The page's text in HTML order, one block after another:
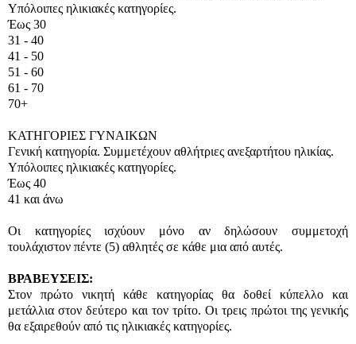
Υπόλοιπες ηλικιακές κατηγορίες.
Έως 30
31 - 40
41 - 50
51 - 60
61 - 70
70+
ΚΑΤΗΓΟΡΙΕΣ ΓΥΝΑΙΚΩΝ
Γενική κατηγορία. Συμμετέχουν αθλήτριες ανεξαρτήτου ηλικίας.
Υπόλοιπες ηλικιακές κατηγορίες.
Έως 40
41 και άνω
Οι κατηγορίες ισχύουν μόνο αν δηλώσουν συμμετοχή
τουλάχιστον πέντε (5) αθλητές σε κάθε μια από αυτές.
ΒΡΑΒΕΥΣΕΙΣ:
Στον πρώτο νικητή κάθε κατηγορίας θα δοθεί κύπελλο και
μετάλλια στον δεύτερο και τον τρίτο. Οι τρεις πρώτοι της γενικής
θα εξαιρεθούν από τις ηλικιακές κατηγορίες.